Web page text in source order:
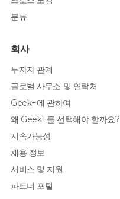
분류
회사
투자자 관계
글로벌 사무소 및 연락처
Geek+에 관하여
왜 Geek+를 선택해야 할까요?
지속가능성
채용 정보
서비스 및 지원
파트너 포털